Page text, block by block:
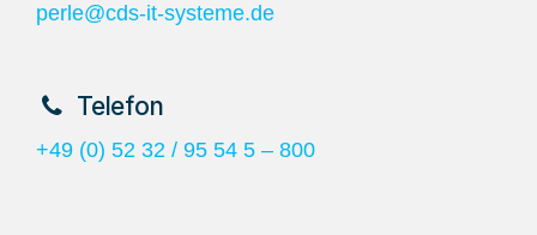
perle@cds-it-systeme.de
​Telefon
+49 (0) 52 32 / 95 54 5 – 800